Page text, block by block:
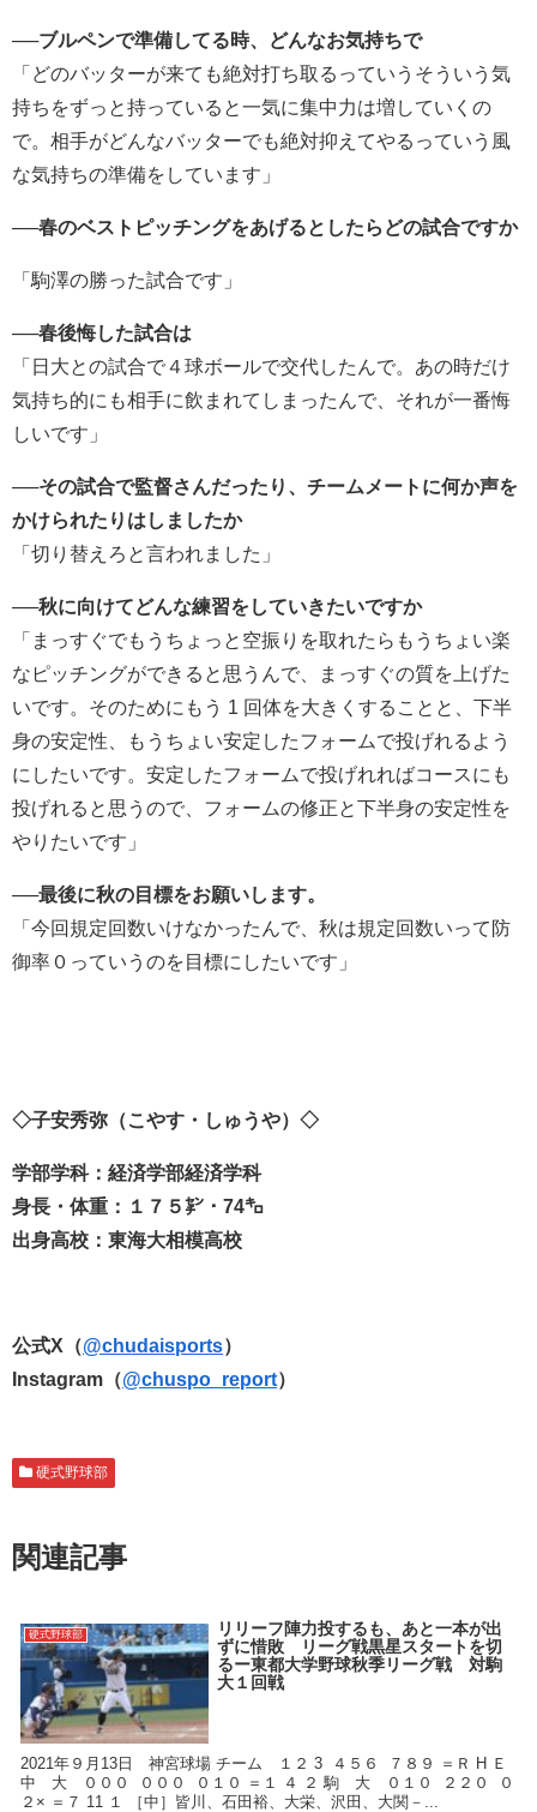
──ブルペンで準備してる時、どんなお気持ちで
「どのバッターが来ても絶対打ち取るっていうそういう気
持ちをずっと持っていると一気に集中力は増していくの
で。相手がどんなバッターでも絶対抑えてやるっていう風
な気持ちの準備をしています」
──春のベストピッチングをあげるとしたらどの試合ですか
「駒澤の勝った試合です」
──春後悔した試合は
「日大との試合で４球ボールで交代したんで。あの時だけ
気持ち的にも相手に飲まれてしまったんで、それが一番悔
しいです」
──その試合で監督さんだったり、チームメートに何か声を
かけられたりはしましたか
「切り替えろと言われました」
──秋に向けてどんな練習をしていきたいですか
「まっすぐでもうちょっと空振りを取れたらもうちょい楽
なピッチングができると思うんで、まっすぐの質を上げた
いです。そのためにもう 1 回体を大きくすることと、下半
身の安定性、もうちょい安定したフォームで投げれるよう
にしたいです。安定したフォームで投げれればコースにも
投げれると思うので、フォームの修正と下半身の安定性を
やりたいです」
──最後に秋の目標をお願いします。
「今回規定回数いけなかったんで、秋は規定回数いって防
御率０っていうのを目標にしたいです」
◇子安秀弥（こやす・しゅうや）◇
学部学科：経済学部経済学科
身長・体重：１７５㌢・74㌔
出身高校：東海大相模高校
公式X（@chudaisports）
Instagram（@chuspo_report）
硬式野球部
関連記事
硬式野球部
リリーフ陣力投するも、あと一本が出
ずに惜敗 リーグ戦黒星スタートを切
るー東都大学野球秋季リーグ戦 対駒
大１回戦
2021年９月13日 神宮球場 チーム １２ 3 ４５６ ７８９ ＝Ｒ H Ｅ
中 大 ０００ ０００ ０１０ ＝１ ４ ２ 駒 大 ０１０ ２２０ ０
２× ＝７ 11 １ ［中］皆川、石田裕、大栄、沢田、大関－...